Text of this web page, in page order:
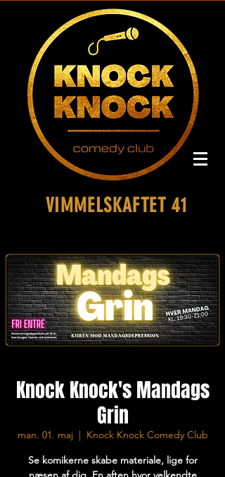
VIMMELSKAFTET 41
Knock Knock's Mandags
Grin
man. 01. maj
  |
Knock Knock Comedy Club
Se komikerne skabe materiale, lige for